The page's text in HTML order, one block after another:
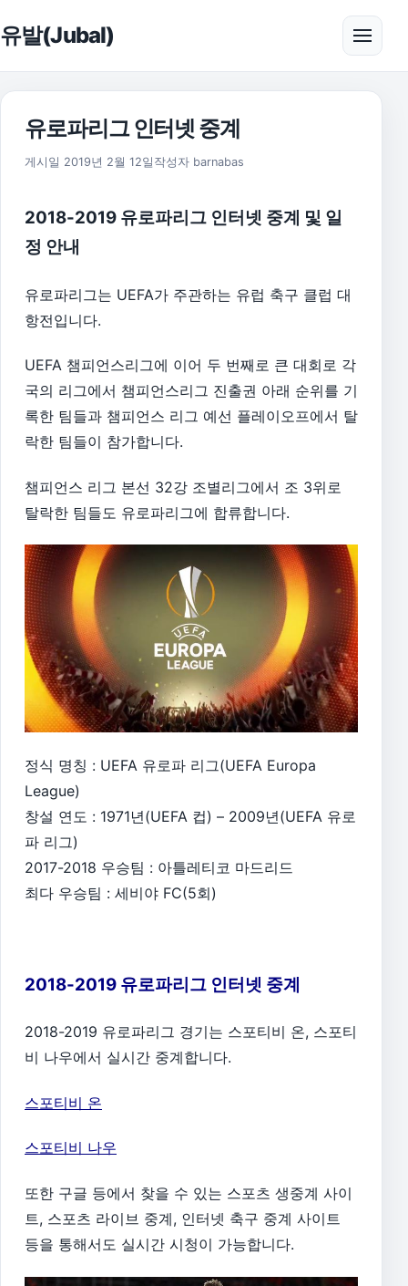
유발(Jubal) 메뉴
유로파리그 인터넷 중계
게시일 2019년 2월 12일 2019년 4월 12일
작성자 barnabas
2018-2019 유로파리그 인터넷 중계 및 일
정 안내
유로파리그는 UEFA가 주관하는 유럽 축구 클럽 대
항전입니다.
UEFA 챔피언스리그에 이어 두 번째로 큰 대회로 각
국의 리그에서 챔피언스리그 진출권 아래 순위를 기
록한 팀들과 챔피언스 리그 예선 플레이오프에서 탈
락한 팀들이 참가합니다.
챔피언스 리그 본선 32강 조별리그에서 조 3위로
탈락한 팀들도 유로파리그에 합류합니다.
정식 명칭 : UEFA 유로파 리그(UEFA Europa
League)
창설 연도 : 1971년(UEFA 컵) – 2009년(UEFA 유로
파 리그)
2017-2018 우승팀 : 아틀레티코 마드리드
최다 우승팀 : 세비야 FC(5회)
2018-2019 유로파리그 인터넷 중계
2018-2019 유로파리그 경기는 스포티비 온, 스포티
비 나우에서 실시간 중계합니다.
스포티비 온
스포티비 나우
또한 구글 등에서 찾을 수 있는 스포츠 생중계 사이
트, 스포츠 라이브 중계, 인터넷 축구 중계 사이트
등을 통해서도 실시간 시청이 가능합니다.